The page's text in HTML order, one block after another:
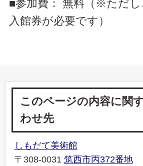
■参加費： 無料（※ただし
入館券が必要です）
このページの内容に関
わせ先
しもだて美術館
〒308-0031 筑西市丙372番地